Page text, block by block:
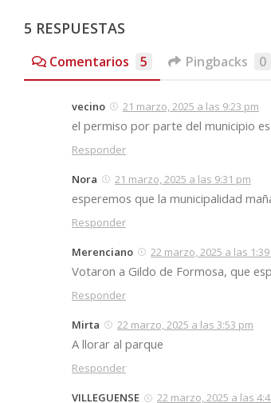
5 RESPUESTAS
Comentarios 5 Pingbacks 0
vecino 21 marzo, 2025 a las 9:23 pm
el permiso por parte del municipio
Responder
Nora 21 marzo, 2025 a las 9:31 pm
esperemos que la municipalidad
Responder
Merenciano 22 marzo, 2025 a las
Votaron a Gildo de Formosa, que
Responder
Mirta 22 marzo, 2025 a las 3:53 pm
A llorar al parque
Responder
VILLEGUENSE 22 marzo, 2025 a las